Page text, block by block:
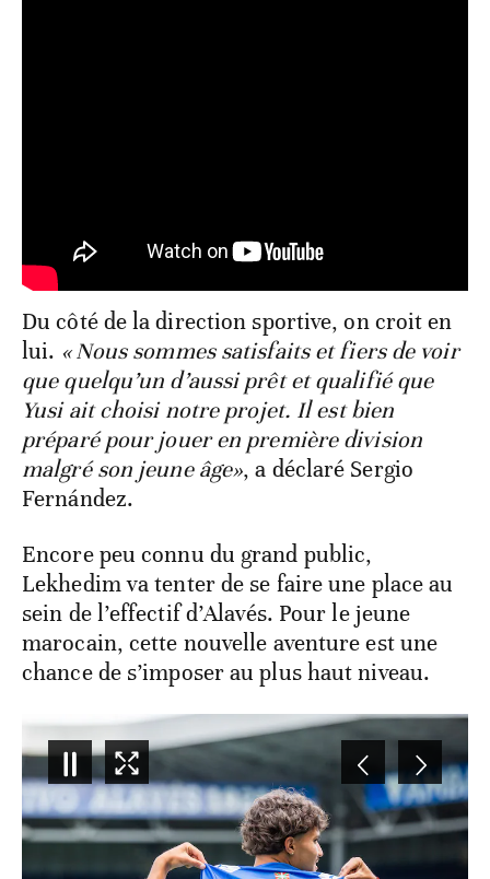
Du côté de la direction sportive, on croit en
lui. « Nous sommes satisfaits et fiers de voir
que quelqu’un d’aussi prêt et qualifié que
Yusi ait choisi notre projet. Il est bien
préparé pour jouer en première division
malgré son jeune âge», a déclaré Sergio
Fernández.
Encore peu connu du grand public,
Lekhedim va tenter de se faire une place au
sein de l’effectif d’Alavés. Pour le jeune
marocain, cette nouvelle aventure est une
chance de s’imposer au plus haut niveau.